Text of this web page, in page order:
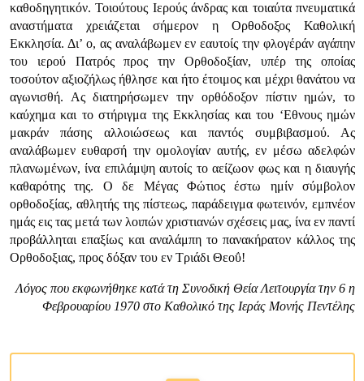
καθοδηγητικόν. Τοιούτους Ιερούς άνδρας και τοιαύτα πνευματικά
αναστήματα χρειάζεται σήμερον η Ορθοδοξος Καθολική
Εκκλησία. Δι’ ο, ας αναλάβωμεν εν εαυτοίς την φλογέράν αγάπην
του ιερού Πατρός προς την Ορθοδοξίαν, υπέρ της οποίας
τοσούτον αξιοζήλως ήθλησε και ήτο έτοιμος και μέχρι θανάτου να
αγωνισθή. Ας διατηρήσωμεν την ορθόδοξον πίστιν ημών, το
καύχημα και το στήριγμα της Εκκλησίας και του ‘Εθνους ημών
μακράν πάσης αλλοιώσεως και παντός συμβιβασμού. Ας
αναλάβωμεν ευθαρσή την ομολογίαν αυτής, εν μέσω αδελφών
πλανωμένων, ίνα επιλάμψη αυτοίς το αείζωον φως και η διαυγής
καθαρότης της. Ο δε Μέγας Φώτιος έστω ημίν σύμβολον
ορθοδοξίας, αθλητής της πίστεως, παράδειγμα φωτεινόν, εμπνέον
ημάς εις τας μετά των λοιπών χριστιανών σχέσεις μας, ίνα εν παντί
προβάλληται επαξίως και αναλάμπη το πανακήρατον κάλλος της
Ορθοδοξιας, προς δόξαν του εν Τριάδι Θεοΰ!
Λόγος που εκφωνήθηκε κατά τη Συνοδική Θεία Λειτουργία την 6 η
Φεβρουαρίου 1970 στο Καθολικό της Ιεράς Μονής Πεντέλης